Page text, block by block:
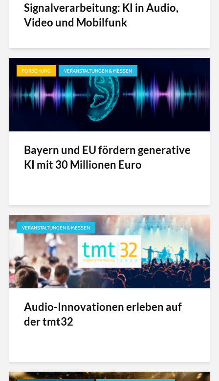
Signalverarbeitung: KI in Audio,
Video und Mobilfunk
FORSCHUNG VERANSTALTUNGEN & MESSEN
Bayern und EU fördern generative
KI mit 30 Millionen Euro
VERANSTALTUNGEN & MESSEN
Audio-Innovationen erleben auf
der tmt32